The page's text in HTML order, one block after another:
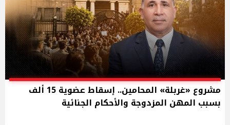
مشروع «غربلة» المحامين.. إسقاط عضوية 15 ألف
بسبب المهن المزدوجة والأحكام الجنائية